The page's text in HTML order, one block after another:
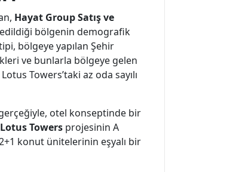
Hayat Group Satış ve
bölgenin demografik
bölgeye yapılan Şehir
ve bunlarla bölgeye gelen
Lotus Towers’taki az oda sayılı
otel konseptinde bir
Lotus Towers projesinin A
konut ünitelerinin eşyalı bir